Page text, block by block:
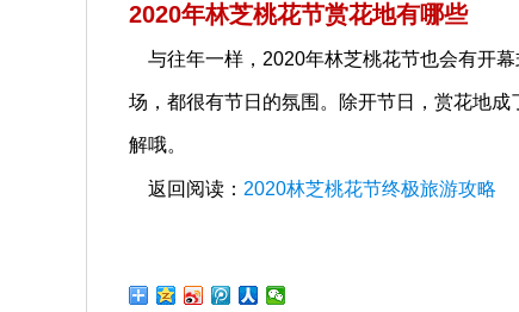
2020年林芝桃花节赏花地有哪些
与往年一样，2020年林芝桃花节也会有开
场，都很有节日的氛围。除开节日，赏花地成
解哦。
返回阅读： 2020林芝桃花节终极旅游攻略